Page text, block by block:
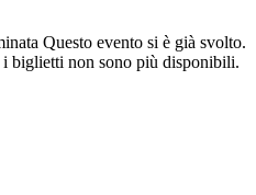
Questo evento si è già svolto.
biglietti non sono più disponibili.